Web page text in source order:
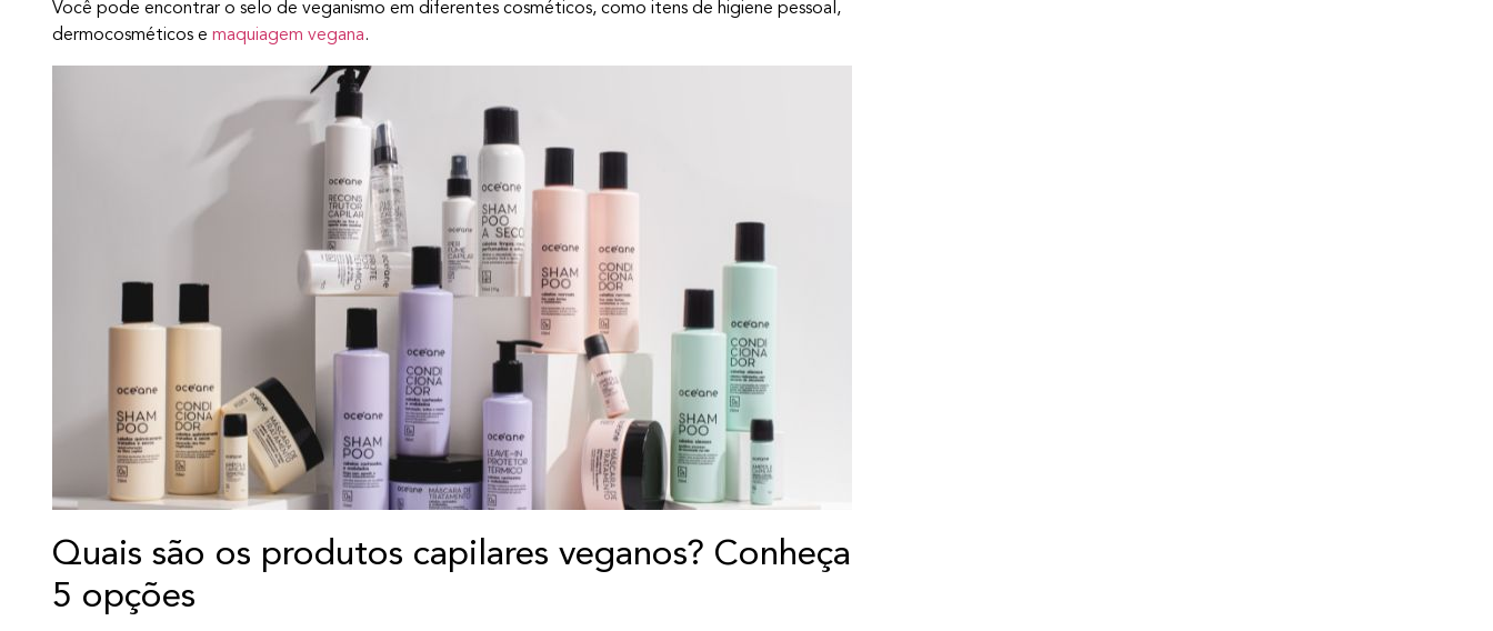
Você pode encontrar o selo de veganismo em diferentes cosméticos, como itens de higiene pessoal,
dermocosméticos e maquiagem vegana.
Quais são os produtos capilares veganos? Conheça
5 opções